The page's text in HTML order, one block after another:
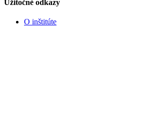
Užitočné odkazy
O inštitúte